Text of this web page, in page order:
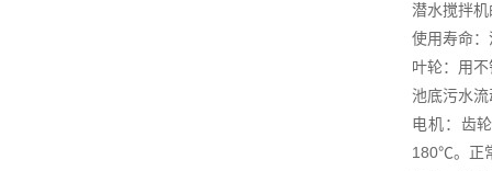
潜水搅拌
使用寿命
叶轮：用
池底污水
电机：齿
180℃。正